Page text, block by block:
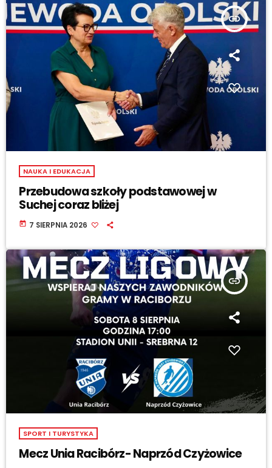
insert_link
NAUKA I EDUKACJA
Przebudowa szkoły podstawowej w
Suchej coraz bliżej
today 7 SIERPNIA 2026
insert_link
SPORT I TURYSTYKA
Mecz Unia Racibórz- Naprzód Czyżowice